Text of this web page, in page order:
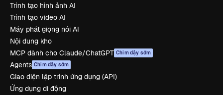
Trình tạo hình ảnh AI
Trình tạo video AI
Máy phát giọng nói AI
Nội dung kho
MCP dành cho Claude/ChatGPT Chim dậy sớm
Agents Chim dậy sớm
Giao diện lập trình ứng dụng (API)
Ứng dụng di động